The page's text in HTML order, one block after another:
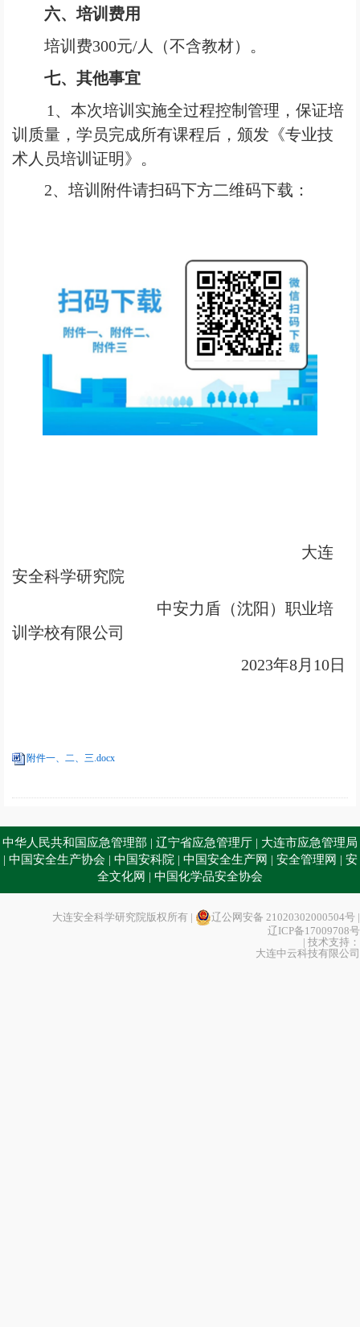
六、培训费用
培训费300元/人（不含教材）。
七、其他事宜
1 、 本次培训 实施全过程控制管理，保证培
训质量，学员完成所有课程后， 颁发《专业技
术人员培训证明》。
2、培训附件请扫码下方二维码下载：
大连
安全科学研究院
中安力盾（沈阳）职业培
训学校有限公司
2023年8月10日
附件一、二、三.docx
中华人民共和国应急管理部 辽宁省应急管理厅 大连市应急管理局
中国安全生产协会 中国安科院 中国安全生产网 安全管理网
安
全文化网
中国化学品安全协会
大连安全科学研究院版权所有 | 辽公网安备 21020302000504号 |
辽ICP备17009708号
| 技术支持：
大连中云科技有限公司